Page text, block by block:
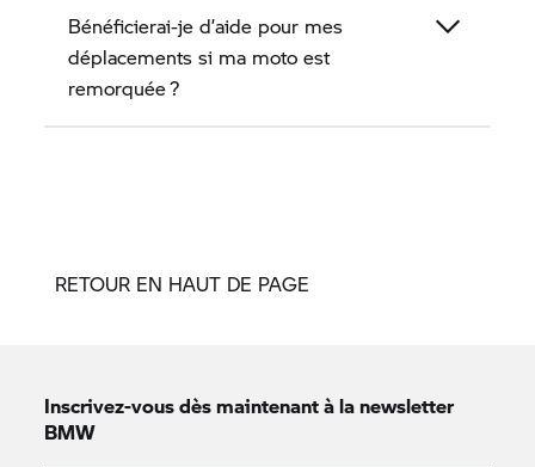
Bénéficierai‑je d’aide pour mes
déplacements si ma moto est
remorquée ?
RETOUR EN HAUT DE PAGE
Inscrivez-vous dès maintenant à la newsletter
BMW